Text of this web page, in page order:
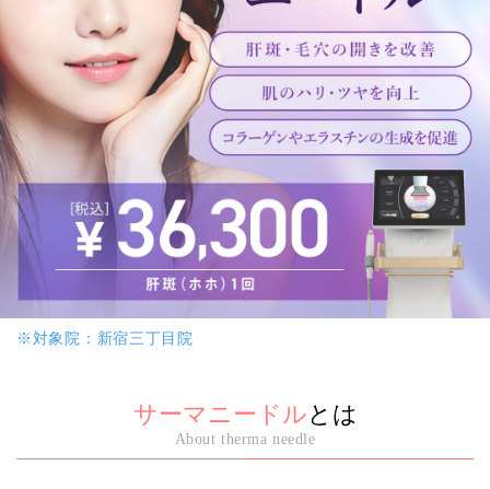
※対象院：新宿三丁目院
サーマニードルとは
About therma needle